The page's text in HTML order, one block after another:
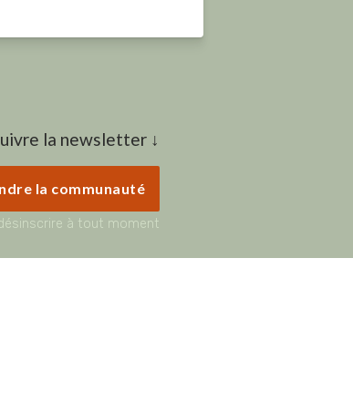
la newsletter ↓
la communauté
à tout moment